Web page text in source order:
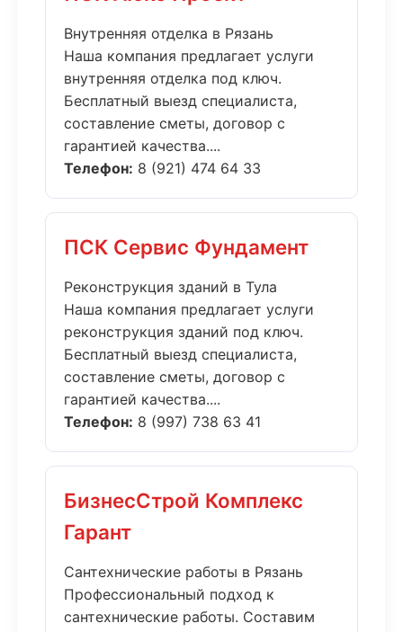
Внутренняя отделка в Рязань
Наша компания предлагает услуги
внутренняя отделка под ключ.
Бесплатный выезд специалиста,
составление сметы, договор с
гарантией качества....
Телефон: 8 (921) 474 64 33
ПСК Сервис Фундамент
Реконструкция зданий в Тула
Наша компания предлагает услуги
реконструкция зданий под ключ.
Бесплатный выезд специалиста,
составление сметы, договор с
гарантией качества....
Телефон: 8 (997) 738 63 41
БизнесСтрой Комплекс
Гарант
Сантехнические работы в Рязань
Профессиональный подход к
сантехнические работы. Составим